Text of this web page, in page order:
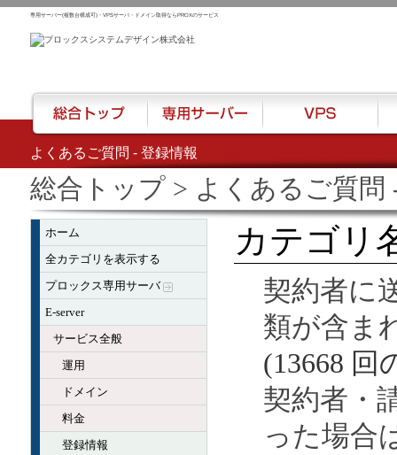
よくあるご質問 - 登録情報
専用サーバー(複数台構成可)・VPSサーバ・ドメイン取得ならPROXのサービス
総合トップ> よくあるご質問
ホーム
全カテゴリを表示する
プロックス専用サーバ
E-server
サービス全般
運用
ドメイン
料金
登録情報
カテゴリ
契約者に
類が含ま
(13668 回
契約者・
った場合
総合トップ 専用サーバー VPS ハ